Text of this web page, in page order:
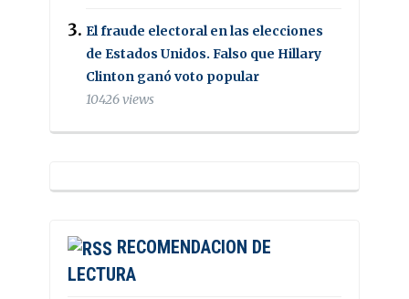
El fraude electoral en las elecciones
de Estados Unidos. Falso que Hillary
Clinton ganó voto popular
10426 views
RECOMENDACION DE
LECTURA